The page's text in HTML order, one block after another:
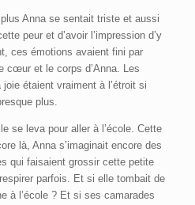
Anna se sentait triste et aussi
peur et d’avoir l’impression d’y
ces émotions avaient fini par
cœur et le corps d’Anna. Les
étaient vraiment à l’étroit si
plus.
se leva pour aller à l’école. Cette
là, Anna s’imaginait encore des
qui faisaient grossir cette petite
parfois. Et si elle tombait de
à l’école ? Et si ses camarades